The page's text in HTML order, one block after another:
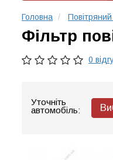
Головна
Фільтр
0
Уточніть
автомобіль: